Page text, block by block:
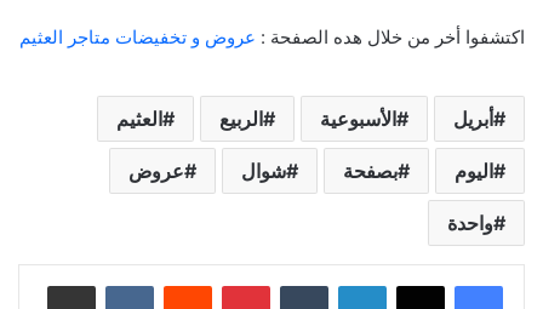
اكتشفوا أخر من خلال هده الصفحة : عروض و تخفيضات متاجر العثيم
أبريل الأسبوعية الربيع العثيم
اليوم بصفحة شوال عروض
واحدة
لينكدإن بينتيريست